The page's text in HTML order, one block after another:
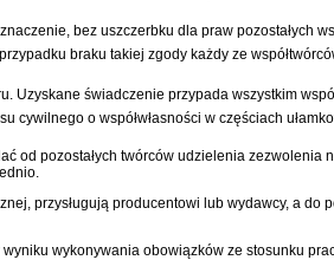
bez uszczerbku dla praw pozostałych
braku takiej zgody każdy ze
Uzyskane świadczenie przypada wszystkim
cywilnego o współwłasności w częściach
pozostałych twórców udzielenia zezwolenia
przysługują producentowi lub wydawcy, a do
wykonywania obowiązków ze stosunku